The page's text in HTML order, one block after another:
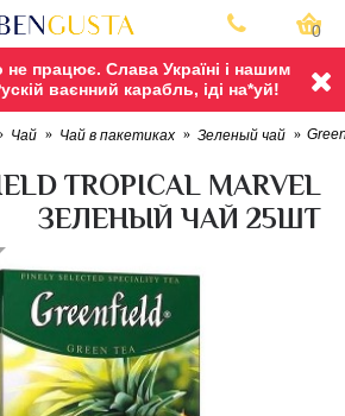
працює. Слава Україні і нашим
ваєнний карабль, іді на*уй!
0
Чай Чай в пакетиках Зеленый чай
TROPICAL MARVEL
ЗЕЛЕНЫЙ ЧАЙ 25ШТ